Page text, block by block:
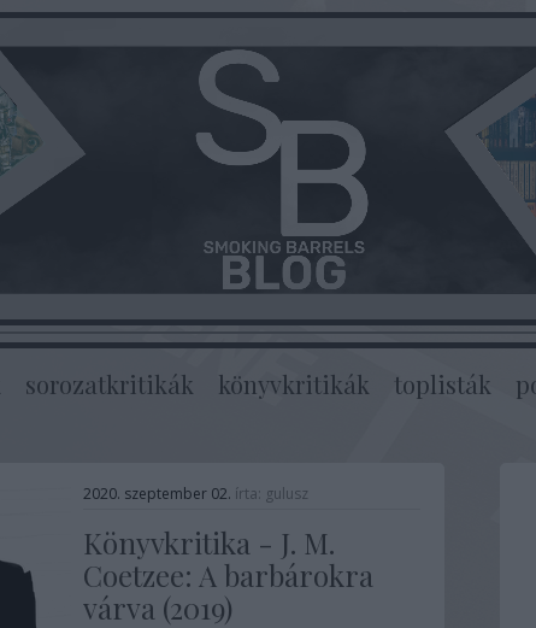
sorozatkritikák könyvkritikák toplisták
2020. szeptember 02. írta: gulusz
Könyvkritika - J. M.
Coetzee: A barbárokra
várva (2019)